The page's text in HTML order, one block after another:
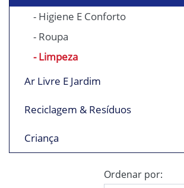
- Higiene E Conforto
- Roupa
- Limpeza
Ar Livre E Jardim
Reciclagem & Resíduos
Criança
Ordenar por: